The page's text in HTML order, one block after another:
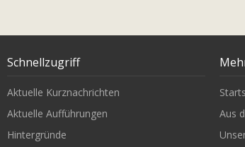
Schnellzugriff
Aktuelle Kurznachrichten
Aktuelle Aufführungen
Hintergründe
Aus